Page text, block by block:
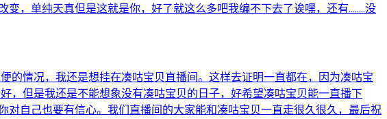
，单纯天真但是这就是你，好了就这么多吧我编不下去了诶嘿，还有........没
的情况，我还是想挂在凑咕宝贝直播间。这样去证明一直都在，因为凑咕宝
，但是我还是不能想象没有凑咕宝贝的日子，好希望凑咕宝贝能一直播下
自己也要有信心。我们直播间的大家能和凑咕宝贝一直走很久很久，最后祝